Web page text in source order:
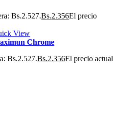
Bs.2.527.Bs.2.356El precio
View
Chrome
Bs.2.527.Bs.2.356El precio actual